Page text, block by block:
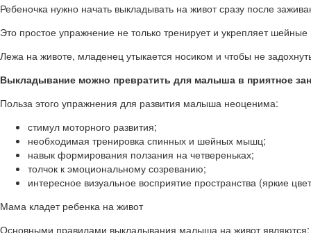
Ребеночка нужно начать выкладывать на живот сразу после
Это простое упражнение не только тренирует и укрепляет
Лежа на животе, младенец утыкается носиком и чтобы не
Выкладывание можно превратить для малыша в приятное
Польза этого упражнения для развития малыша неоценима:
стимул моторного развития;
необходимая тренировка спинных и шейных мышц;
навык формирования ползания на четвереньках;
толчок к эмоциональному созреванию;
интересное визуальное восприятие пространства (яркие
Мама кладет ребенка на живот
Основными правилами выкладывания малыша на живот являются: